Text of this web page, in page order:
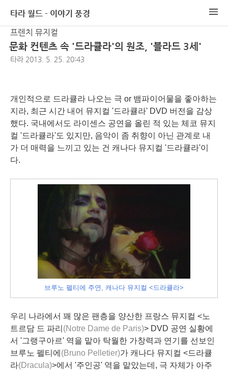
타라 월드 - 이야기 풍경
프렌치 뮤지컬
문화 컨텐츠 속 '드라큘라'의 원조, '블라드 3세'
타라 2013. 5. 25. 20:43
개인적으로 드라큘라 나오는 극 or 뱀파이어물을 좋아하는
지라, 최근 시간 내어 뮤지컬 '드라큘라' DVD 버전을 감상
했다. 국내에서도 라이센스 공연을 올린 적 있는 체코 뮤지
컬 '드라큘라'도 있지만, 음악이 좀 취향이 아닌 관계로 내
가 더 매력을 느끼고 있는 건 캐나다 뮤지컬 '드라큘라'이
다.
브루노 펠티에 주연, 캐나다 뮤지컬 <드라큘라>
우리 나라에서 꽤 많은 팬층을 양산한 프랑스 뮤지컬 <노
트르담 드 파리 (Notre Dame de Paris)> DVD 공연 실황에
서 '그랭구아르' 역을 맡아 탁월한 가창력과 연기를 선보인
브루노 펠티에 (Bruno Pelletier)가 캐나다 뮤지컬 <드라큘
라(Dracula)>에서 '주인공' 역을 맡았는데, 극 자체가 아주